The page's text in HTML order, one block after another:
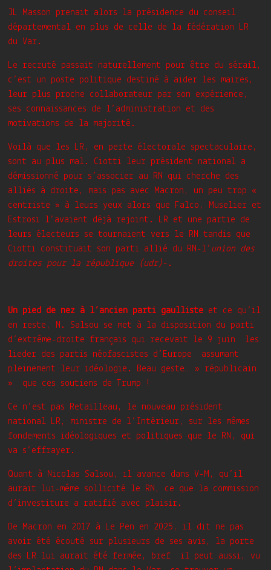
JL Masson prenait alors la présidence du conseil
départemental en plus de celle de la fédération LR
du Var.
Le recruté passait naturellement pour être du sérail,
c’est un poste politique destiné à aider les maires,
leur plus proche collaborateur par son expérience,
ses connaissances de l’administration et des
motivations de la majorité.
Voilà que les LR, en perte électorale spectaculaire,
sont au plus mal. Ciotti leur président national a
démissionné pour s’associer au RN qui cherche des
alliés à droite, mais pas avec Macron, un peu trop «
centriste » à leurs yeux alors que Falco, Muselier et
Estrosi l’avaient déjà rejoint. LR et une partie de
leurs électeurs se tournaient vers le RN tandis que
Ciotti constituait son parti allié du RN-l’ union des
droites pour la république (udr)-.
Un pied de nez à l’ancien parti gaulliste et ce qu’il
en reste, N. Salsou se met à la disposition du parti
d’extrême-droite français qui recevait le 9 juin les
lieder des partis néofascistes d’Europe assumant
pleinement leur idéologie. Beau geste… » républicain
» que ces soutiens de Trump !
Ce n’est pas Retailleau, le nouveau président
national LR, ministre de l’Intérieur, sur les mêmes
fondements idéologiques et politiques que le RN, qui
va s’effrayer.
Quant à Nicolas Salsou, il avance dans V-M, qu’il
aurait lui-même sollicité le RN, ce que la commission
d’investiture a ratifié avec plaisir.
De Macron en 2017 à Le Pen en 2025, il dit ne pas
avoir été écouté sur plusieurs de ses avis, la porte
des LR lui aurait été fermée, bref il peut aussi, vu